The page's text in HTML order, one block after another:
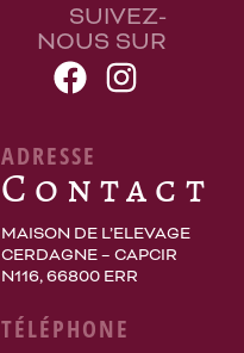
SUIVEZ-
NOUS SUR
ADRESSE
Contact
MAISON DE L’ELEVAGE
CERDAGNE – CAPCIR
N116, 66800 ERR
TÉLÉPHONE